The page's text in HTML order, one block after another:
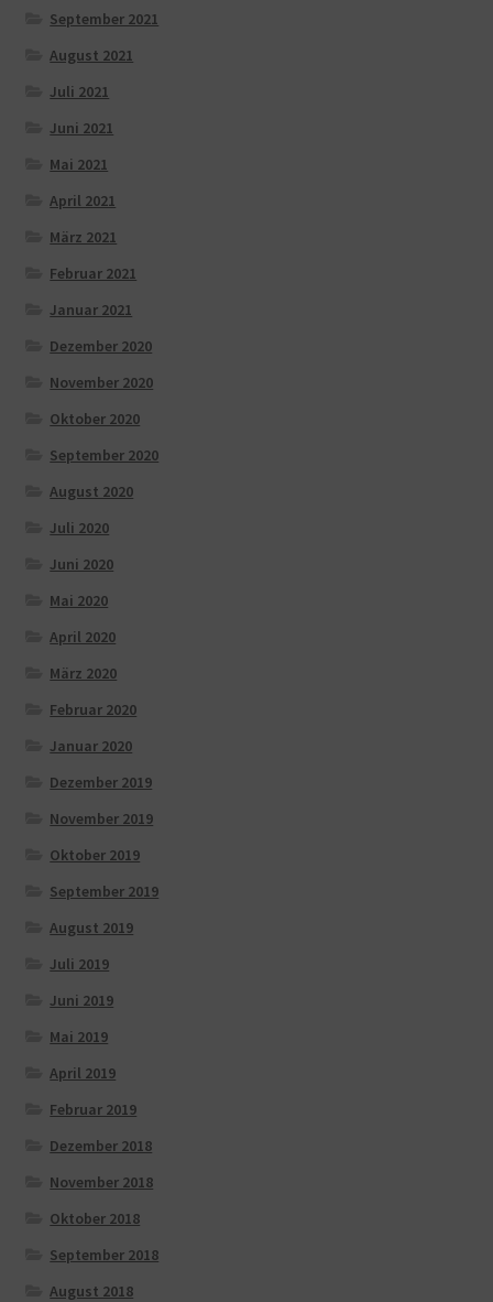
September 2021
August 2021
Juli 2021
Juni 2021
Mai 2021
April 2021
März 2021
Februar 2021
Januar 2021
Dezember 2020
November 2020
Oktober 2020
September 2020
August 2020
Juli 2020
Juni 2020
Mai 2020
April 2020
März 2020
Februar 2020
Januar 2020
Dezember 2019
November 2019
Oktober 2019
September 2019
August 2019
Juli 2019
Juni 2019
Mai 2019
April 2019
Februar 2019
Dezember 2018
November 2018
Oktober 2018
September 2018
August 2018